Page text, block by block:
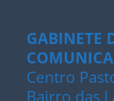
GABINETE
Centro
Bairro das